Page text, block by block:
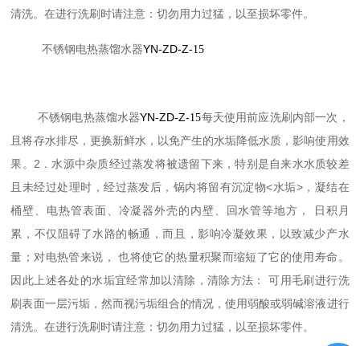
清洗。在进行洗刷时请注意：切勿用力过猛，以至损坏零件。
不锈钢电热蒸馏水器YN-ZD-Z-15
不锈钢电热蒸馏水器YN-ZD-Z-15每天使用前应洗刷内部一次，
且将存水排尽，更换新鲜水，以免产生的水垢降低水质，影响使用效
果。 2 ．水源中杂质经过蒸发将被遗留下来，特别是自来水水质较差
且未经过处理时，经过蒸发后，锅内将留有沉淀物<水垢>，凝结在
桶壁、电热管表面、冷凝器外壳的内壁、回水管等地方， 日积月
累，不仅阻碍了水路的畅通，而且，影响冷凝效果，以致减少产水
量；对电热管来说， 也将使它的热量积聚而缩短了它的使用寿命。
因此上述各处的水垢宜经常加以清除，清除方法： 可用毛刷进行洗
刷表面一层污垢，然而视污垢组合的情况，使用弱酸或弱碱溶液进行
清洗。在进行洗刷时请注意：切勿用力过猛，以至损坏零件。